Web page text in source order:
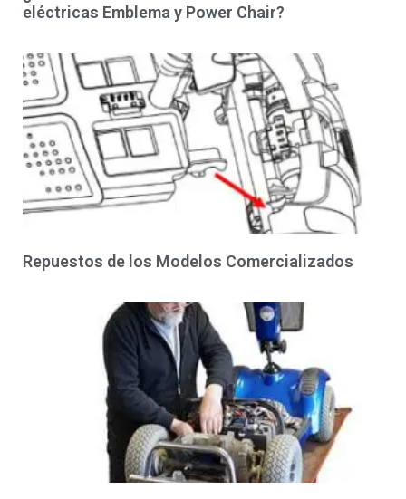
eléctricas Emblema y Power Chair?
Repuestos de los Modelos Comercializados